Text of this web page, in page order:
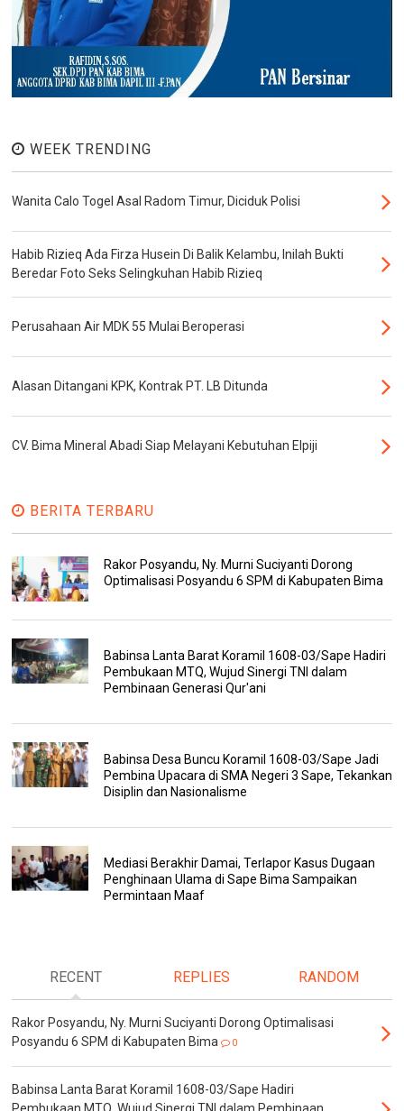
WEEK TRENDING
Wanita Calo Togel Asal Radom Timur, Diciduk Polisi
Habib Rizieq Ada Firza Husein Di Balik Kelambu, Inilah Bukti
Beredar Foto Seks Selingkuhan Habib Rizieq
Perusahaan Air MDK 55 Mulai Beroperasi
Alasan Ditangani KPK, Kontrak PT. LB Ditunda
CV. Bima Mineral Abadi Siap Melayani Kebutuhan Elpiji
BERITA TERBARU
Rakor Posyandu, Ny. Murni Suciyanti Dorong
Optimalisasi Posyandu 6 SPM di Kabupaten Bima
Babinsa Lanta Barat Koramil 1608-03/Sape Hadiri
Pembukaan MTQ, Wujud Sinergi TNI dalam
Pembinaan Generasi Qur'ani
Babinsa Desa Buncu Koramil 1608-03/Sape Jadi
Pembina Upacara di SMA Negeri 3 Sape, Tekankan
Disiplin dan Nasionalisme
Mediasi Berakhir Damai, Terlapor Kasus Dugaan
Penghinaan Ulama di Sape Bima Sampaikan
Permintaan Maaf
RECENT REPLIES RANDOM
Rakor Posyandu, Ny. Murni Suciyanti Dorong Optimalisasi
Posyandu 6 SPM di Kabupaten Bima
0
Babinsa Lanta Barat Koramil 1608-03/Sape Hadiri
Pembukaan MTQ, Wujud Sinergi TNI dalam Pembinaan